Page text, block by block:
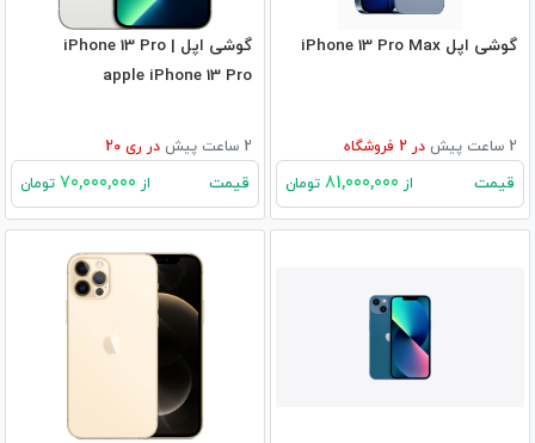
گوشی اپل iPhone 13 Pro Max
2 ساعت پیش در فروشگاه
قیمت از تومان
گوشی اپل iPhone 13 Pro |
apple iPhone 13 Pro
2 ساعت پیش در ری 20
قیمت از تومان